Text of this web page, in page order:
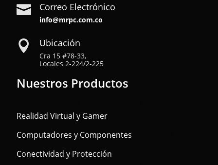
 Correo Electrónico
info@mrpc.com.co
 Ubicación
Cra 15 #78-33,
Locales 2-224/2-225
Nuestros Productos
Realidad Virtual y Gamer
Computadores y Componentes
Conectividad y Protección